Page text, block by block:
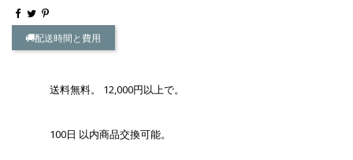
配送時間と費用
送料無料。 12,000円以上で。
100日 以内商品交換可能。